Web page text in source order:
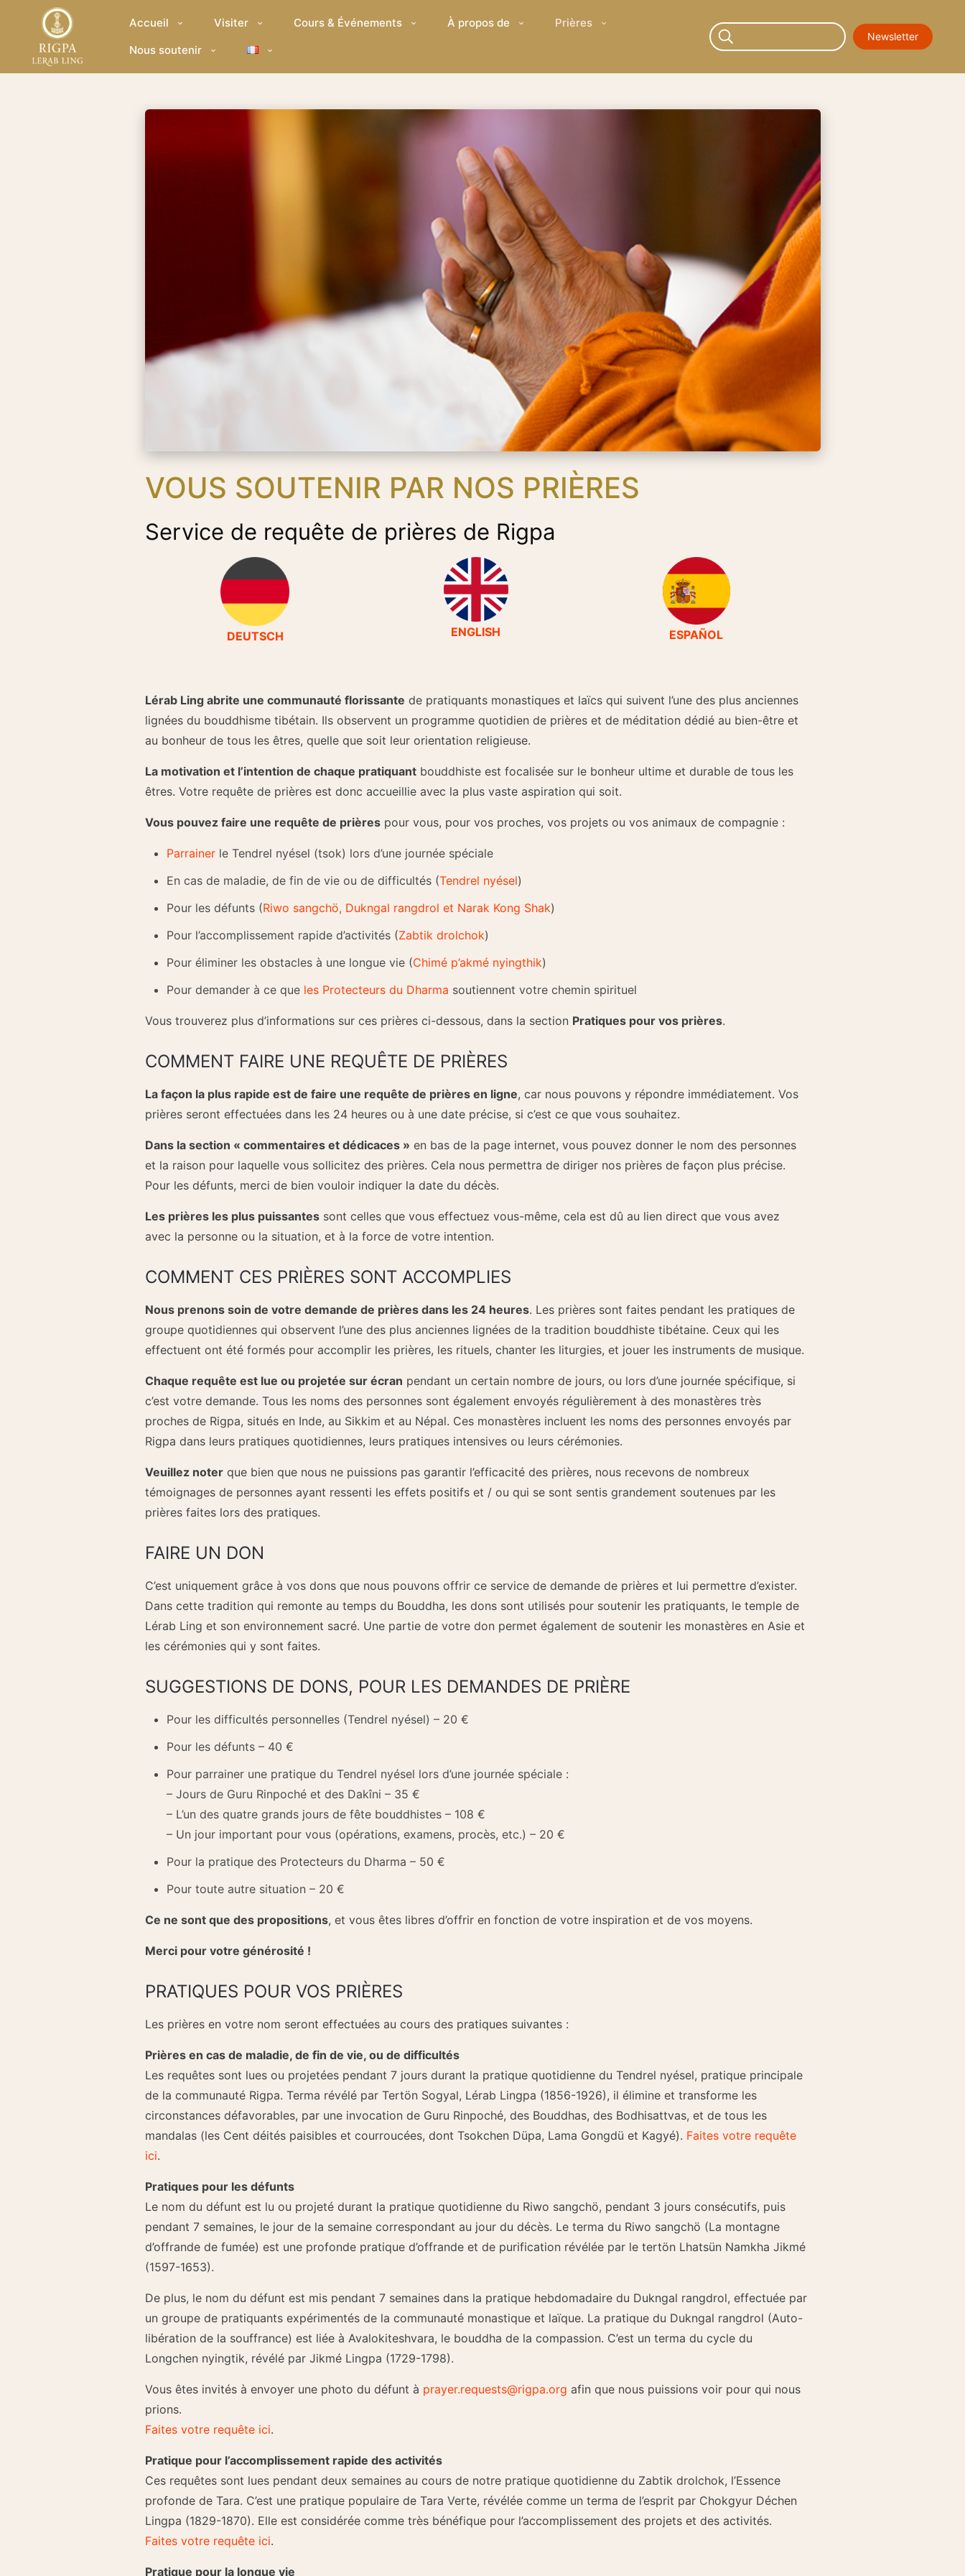
Accueil Visiter Cours & Événements À propos de
Prières
Nous soutenir
Newsletter
VOUS SOUTENIR PAR NOS PRIÈRES
Service de requête de prières de Rigpa
DEUTSCH ENGLISH ESPAÑOL
Lérab Ling abrite une communauté florissante de pratiquants monastiques et laïcs qui suivent l’une des plus anciennes
lignées du bouddhisme tibétain. Ils observent un programme quotidien de prières et de méditation dédié au bien-être et
au bonheur de tous les êtres, quelle que soit leur orientation religieuse.
La motivation et l’intention de chaque pratiquantbouddhiste est focalisée sur le bonheur ultime et durable de tous les
êtres. Votre requête de prières est donc accueillie avec la plus vaste aspiration qui soit.
Vous pouvez faire une requête de prièrespour vous, pour vos proches, vos projets ou vos animaux de compagnie :
Parrainerle Tendrel nyésel (tsok) lors d’une journée spéciale
En cas de maladie, de fin de vie ou de difficultés (Tendrel nyésel)
Pour les défunts (Riwo sangchö, Dukngal rangdrol et Narak Kong Shak)
Pour l’accomplissement rapide d’activités (Zabtik drolchok)
Pour éliminer les obstacles à une longue vie (Chimé p’akmé nyingthik)
Pour demander à ce que les Protecteurs du Dharma soutiennent votre chemin spirituel
Vous trouverez plus d’informations sur ces prières ci-dessous, dans la section Pratiques pour vos prières.
COMMENT FAIRE UNE REQUÊTE DE PRIÈRES
La façon la plus rapide est de faire une requête de prières en ligne, car nous pouvons y répondre immédiatement. Vos
prières seront effectuées dans les 24 heures ou à une date précise, si c’est ce que vous souhaitez.
Dans la section « commentaires et dédicaces » en bas de la page internet, vous pouvez donner le nom des personnes
et la raison pour laquelle vous sollicitez des prières. Cela nous permettra de diriger nos prières de façon plus précise.
Pour les défunts, merci de bien vouloir indiquer la date du décès.
Les prières les plus puissantessont celles que vous effectuez vous-même, cela est dû au lien direct que vous avez
avec la personne ou la situation, et à la force de votre intention.
COMMENT CES PRIÈRES SONT ACCOMPLIES
Nous prenons soin de votre demande de prières dans les 24 heures. Les prières sont faites pendant les pratiques de
groupe quotidiennes qui observent l’une des plus anciennes lignées de la tradition bouddhiste tibétaine. Ceux qui les
effectuent ont été formés pour accomplir les prières, les rituels, chanter les liturgies, et jouer les instruments de musique.
Chaque requête est lue ou projetée sur écran pendant un certain nombre de jours, ou lors d’une journée spécifique, si
c’est votre demande. Tous les noms des personnes sont également envoyés régulièrement à des monastères très
proches de Rigpa, situés en Inde, au Sikkim et au Népal. Ces monastères incluent les noms des personnes envoyés par
Rigpa dans leurs pratiques quotidiennes, leurs pratiques intensives ou leurs cérémonies.
Veuillez noterque bien que nous ne puissions pas garantir l’efficacité des prières, nous recevons de nombreux
témoignages de personnes ayant ressenti les effets positifs et / ou qui se sont sentis grandement soutenues par les
prières faites lors des pratiques.
FAIRE UN DON
C’est uniquement grâce à vos dons que nous pouvons offrir ce service de demande de prières et lui permettre d’exister.
Dans cette tradition qui remonte au temps du Bouddha, les dons sont utilisés pour soutenir les pratiquants, le temple de
Lérab Ling et son environnement sacré. Une partie de votre don permet également de soutenir les monastères en Asie et
les cérémonies qui y sont faites.
SUGGESTIONS DE DONS, POUR LES DEMANDES DE PRIÈRE
Pour les difficultés personnelles (Tendrel nyésel) – 20 €
Pour les défunts – 40 €
Pour parrainer une pratique du Tendrel nyésel lors d’une journée spéciale :
– Jours de Guru Rinpoché et des Dakîni – 35 €
– L’un des quatre grands jours de fête bouddhistes – 108 €
– Un jour important pour vous (opérations, examens, procès, etc.) – 20 €
Pour la pratique des Protecteurs du Dharma – 50 €
Pour toute autre situation – 20 €
Ce ne sont que des propositions, et vous êtes libres d’offrir en fonction de votre inspiration et de vos moyens.
Merci pour votre générosité !
PRATIQUES POUR VOS PRIÈRES
Les prières en votre nom seront effectuées au cours des pratiques suivantes :
Prières en cas de maladie, de fin de vie, ou de difficultés
Les requêtes sont lues ou projetées pendant 7 jours durant la pratique quotidienne du Tendrel nyésel, pratique principale
de la communauté Rigpa. Terma révélé par Tertön Sogyal, Lérab Lingpa (1856-1926), il élimine et transforme les
circonstances défavorables, par une invocation de Guru Rinpoché, des Bouddhas, des Bodhisattvas, et de tous les
mandalas (les Cent déités paisibles et courroucées, dont Tsokchen Düpa, Lama Gongdü et Kagyé). Faites votre requête
ici.
Pratiques pour les défunts
Le nom du défunt est lu ou projeté durant la pratique quotidienne du Riwo sangchö, pendant 3 jours consécutifs, puis
pendant 7 semaines, le jour de la semaine correspondant au jour du décès. Le terma du Riwo sangchö (La montagne
d’offrande de fumée) est une profonde pratique d’offrande et de purification révélée par le tertön Lhatsün Namkha Jikmé
(1597-1653).
De plus, le nom du défunt est mis pendant 7 semaines dans la pratique hebdomadaire du Dukngal rangdrol, effectuée par
un groupe de pratiquants expérimentés de la communauté monastique et laïque. La pratique du Dukngal rangdrol (Auto-
libération de la souffrance) est liée à Avalokiteshvara, le bouddha de la compassion. C’est un terma du cycle du
Longchen nyingtik, révélé par Jikmé Lingpa (1729-1798).
Vous êtes invités à envoyer une photo du défunt à prayer.requests@rigpa.org afin que nous puissions voir pour qui nous
prions.
Faites votre requête ici.
Pratique pour l’accomplissement rapide des activités
Ces requêtes sont lues pendant deux semaines au cours de notre pratique quotidienne du Zabtik drolchok, l’Essence
profonde de Tara. C’est une pratique populaire de Tara Verte, révélée comme un terma de l’esprit par Chokgyur Déchen
Lingpa (1829-1870). Elle est considérée comme très bénéfique pour l’accomplissement des projets et des activités.
Faites votre requête ici.
Pratique pour la longue vie